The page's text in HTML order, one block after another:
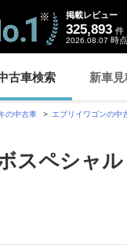
掲載レビュー
325,893 件
2026.08.07 時点
古車検索 新車見
の中古車 エブリイワゴンの中
スペシャ